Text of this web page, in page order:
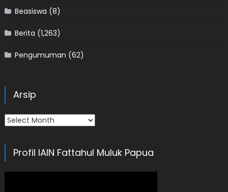
Beasiswa (8)
Berita (1,263)
Pengumuman (62)
Arsip
Arsip
Profil IAIN Fattahul Muluk Papua